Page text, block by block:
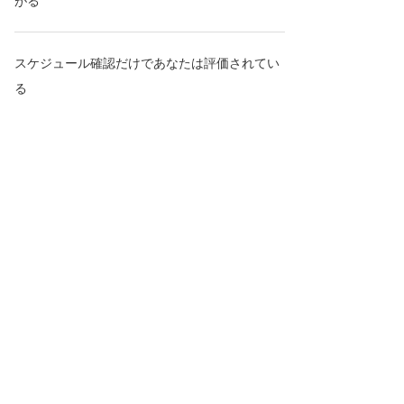
スケジュール確認だけであなたは評価されてい
る